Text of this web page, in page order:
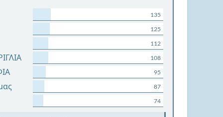
135
125
112
108
95
87
74